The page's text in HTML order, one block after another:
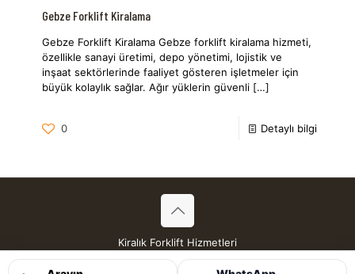
Gebze Forklift Kiralama
Gebze Forklift Kiralama Gebze forklift kiralama hizmeti,
özellikle sanayi üretimi, depo yönetimi, lojistik ve
inşaat sektörlerinde faaliyet gösteren işletmeler için
büyük kolaylık sağlar. Ağır yüklerin güvenli […]
0 Detaylı bilgi
Kiralık Forklift Hizmetleri
Tüm Hakları Saklıdır © 2026